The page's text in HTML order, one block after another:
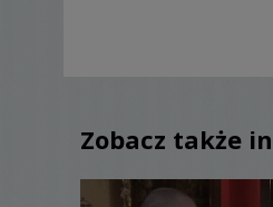
Zobacz także